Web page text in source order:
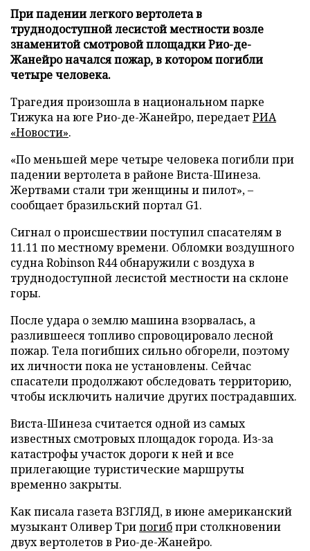
При падении легкого вертолета в
труднодоступной лесистой местности возле
знаменитой смотровой площадки Рио-де-
Жанейро начался пожар, в котором погибли
четыре человека.
Трагедия произошла в национальном парке
Тижука на юге Рио-де-Жанейро, передаетРИА
«Новости».
«По меньшей мере четыре человека погибли при
падении вертолета в районе Виста-Шинеза.
Жертвами стали три женщины и пилот», –
сообщает бразильский портал G1.
Сигнал о происшествии поступил спасателям в
11.11 по местному времени. Обломки воздушного
судна Robinson R44 обнаружили с воздуха в
труднодоступной лесистой местности на склоне
горы.
После удара о землю машина взорвалась, а
разлившееся топливо спровоцировало лесной
пожар. Тела погибших сильно обгорели, поэтому
их личности пока не установлены. Сейчас
спасатели продолжают обследовать территорию,
чтобы исключить наличие других пострадавших.
Виста-Шинеза считается одной из самых
известных смотровых площадок города. Из-за
катастрофы участок дороги к ней и все
прилегающие туристические маршруты
временно закрыты.
Как писала газета ВЗГЛЯД, в июне американский
музыкант Оливер Трипогибпри столкновении
двух вертолетов в Рио-де-Жанейро.